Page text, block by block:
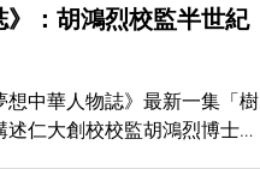
》：胡鴻烈校監半世紀
中華人物誌》最新一集「樹
仁大創校校監胡鴻烈博士如